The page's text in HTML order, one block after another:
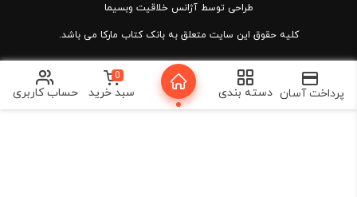
طراحی توسطآژانس خلاقیت وبسیما
کلیه حقوق این سایت متعلق به بانک کتاب مارکا می باشد.
پرداخت آسان دسته بندی
0
سبد خرید حساب کاربری